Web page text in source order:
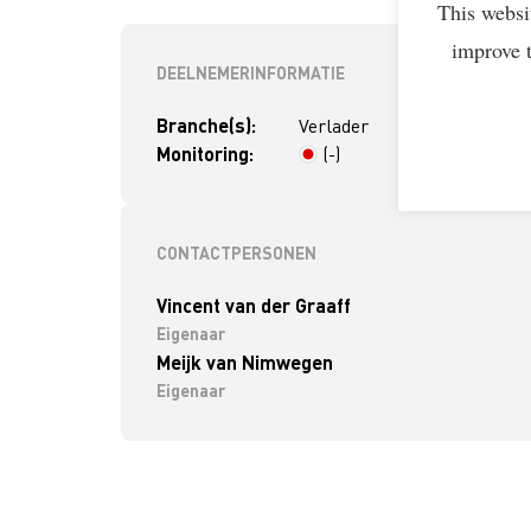
DEELNEMERINFORMATIE
Branche(s): Verlader
Monitoring:
> 4 jaar
(-)
CONTACTPERSONEN
Vincent van der Graaff
Eigenaar
Meijk van Nimwegen
Eigenaar
This
improve